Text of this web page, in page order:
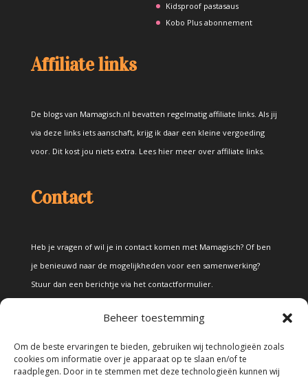
Beheer toestemming
Om de beste ervaringen te bieden, gebruiken wij technologieën zoals
cookies om informatie over je apparaat op te slaan en/of te
raadplegen. Door in te stemmen met deze technologieën kunnen wij
Kidsproof pastasaus
Kobo Plus abonnement
Affiliate links
De blogs van Mamagisch.nl bevatten regelmatig affiliate links. Als jij
via deze links iets aanschaft, krijg ik daar een kleine vergoeding
voor. Dit kost jou niets extra. Lees hier meer over affiliate links.
Contact
Heb je vragen of wil je in contact komen met Mamagisch? Of ben
je benieuwd naar de mogelijkheden voor een samenwerking?
Stuur dan een berichtje via het contactformulier.